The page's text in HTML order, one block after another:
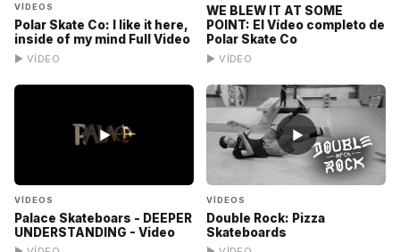
VÍDEOS
Polar Skate Co: I like it here,
inside of my mind Full Video
▶ VÍDEO
WE BLEW IT AT SOME
POINT: El Vídeo completo de
Polar Skate Co
▶ VÍDEO
▶
VÍDEOS
Palace Skateboars - DEEPER
UNDERSTANDING - Video
▶
VÍDEOS
Double Rock: Pizza
Skateboards